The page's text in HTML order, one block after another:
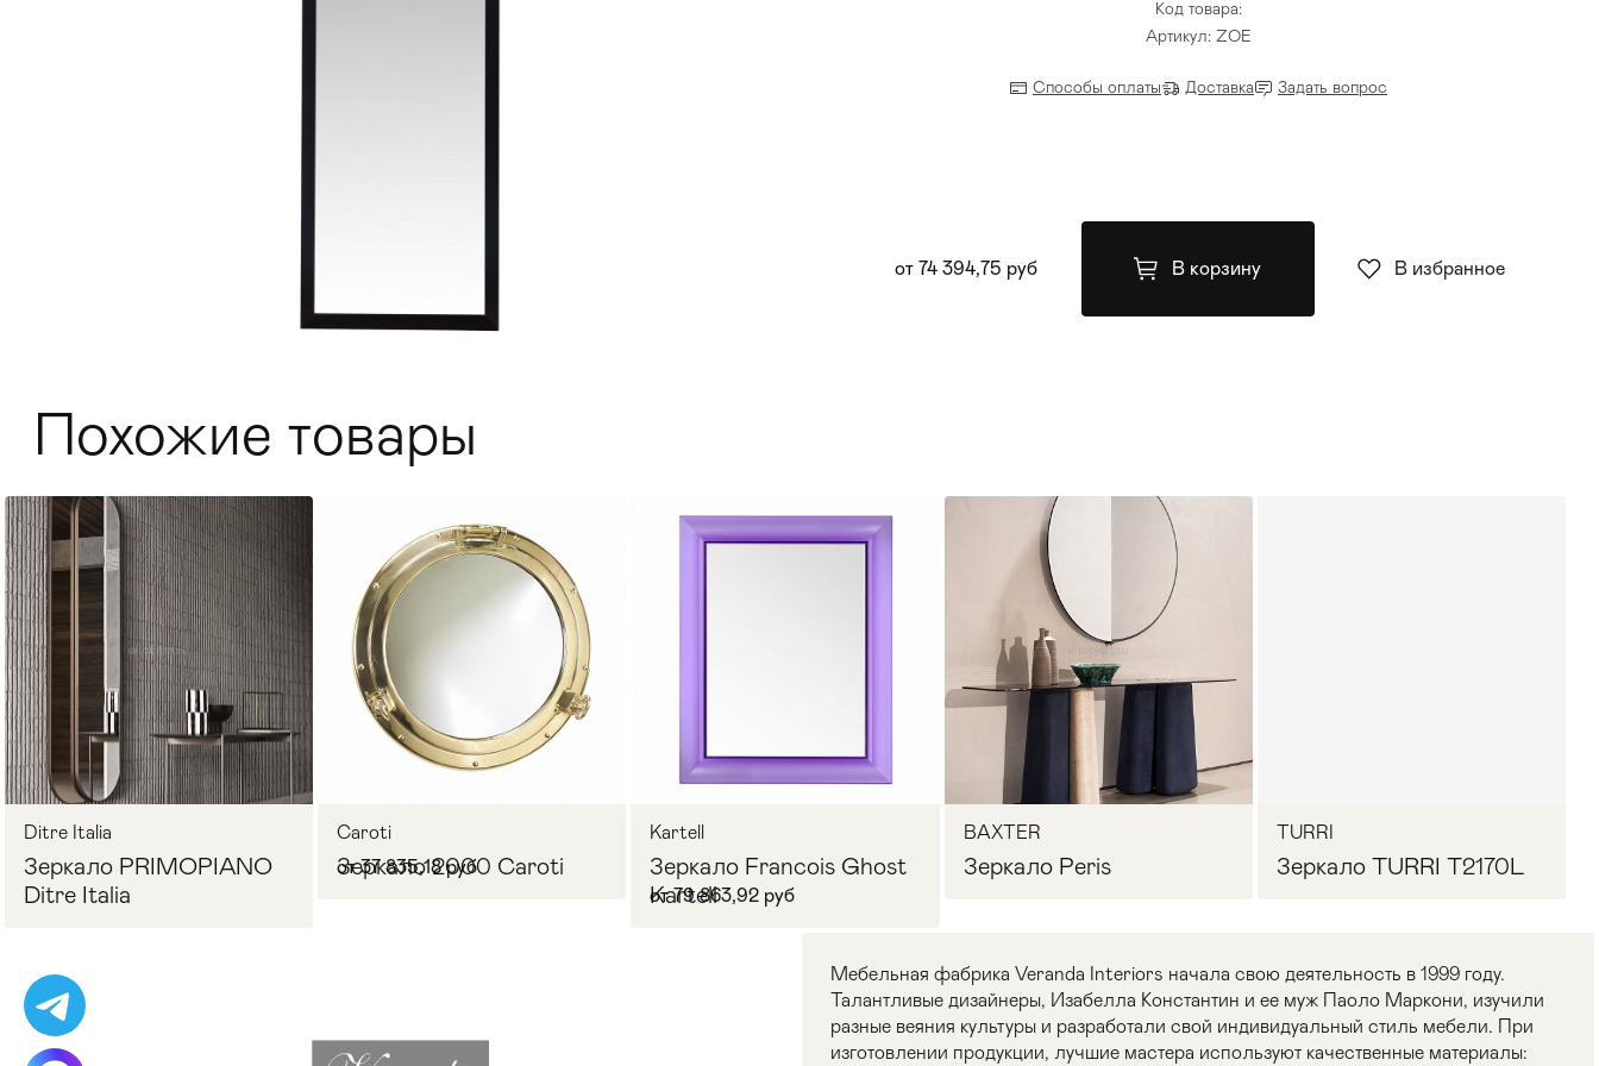
Кровати
Столы
Стулья
Комоды и тумбы
Мебель для ванных комнат > Двери и перегородки
Код товара:
Артикул: ZOE
Способы оплаты Доставка Задать вопрос
от 74 394,75 руб В корзину В избранное
Похожие товары
Ditre Italia
Зеркало PRIMOPIANO
Ditre Italia
Caroti
Зеркало 2000 Caroti
от 37 835,18 руб
Kartell
Зеркало Francois Ghost
Kartell
от 79 863,92 руб
BAXTER
Зеркало Peris
TURRI
Зеркало TURRI T2170L
Мебельная фабрика Veranda Interiors начала свою деятельность в 1999 году.
Талантливые дизайнеры, Изабелла Константин и ее муж Паоло Маркони, изучили
разные веяния культуры и разработали свой индивидуальный стиль мебели. При
изготовлении продукции, лучшие мастера используют качественные материалы: